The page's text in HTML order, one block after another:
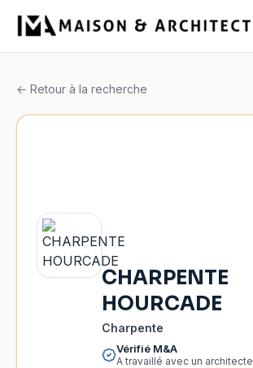
← Retour à la recherche
CHARPENTE
HOURCADE
Charpente
Vérifié M&A
A travaillé avec un architecte